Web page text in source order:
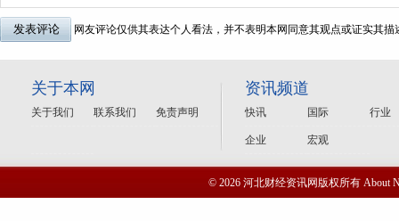
网友评论仅供其表达个人看法，并不表明本网同意其观点或证实其描
关于本网
关于我们 联系我们 免责声明
资讯频道
快讯 国际 行业
企业 宏观
© 2026 河北财经资讯网版权所有 About